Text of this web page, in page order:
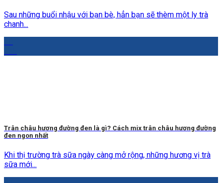
Sau những buổi nhậu với bạn bè, hẳn bạn sẽ thèm một ly trà
chanh...
Trân châu hương đường đen là gì? Cách mix trân châu hương đường
đen ngon nhất
Khi thị trường trà sữa ngày càng mở rộng, những hương vị trà
sữa mới...